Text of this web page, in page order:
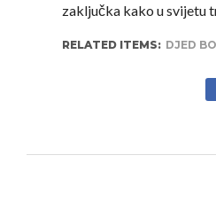
zaključka kako u svijetu
RELATED ITEMS: DJED